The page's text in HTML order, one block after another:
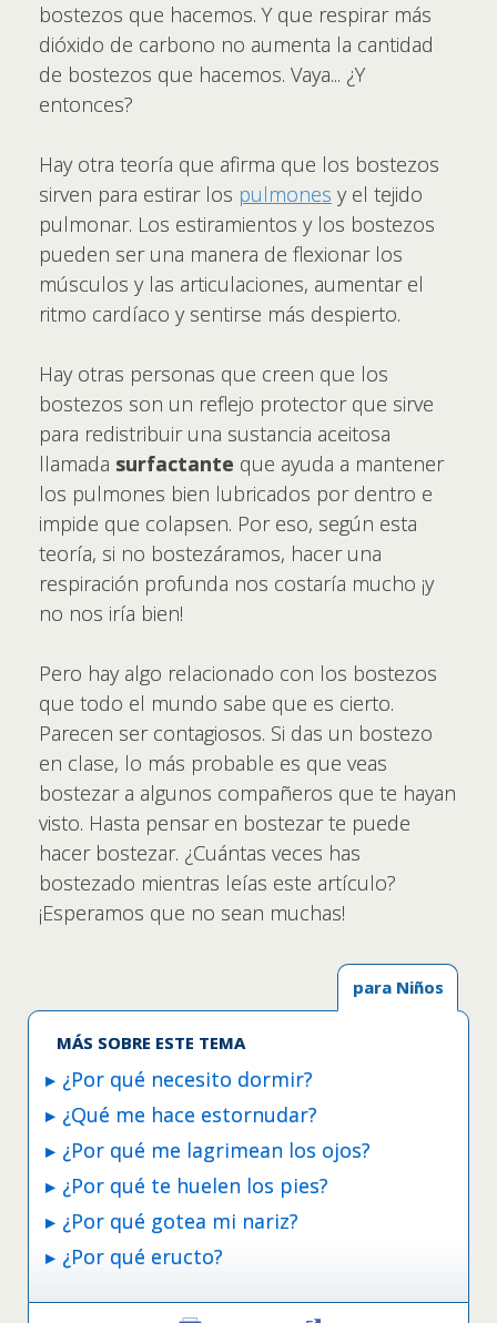
bostezos que hacemos. Y que respirar más
dióxido de carbono no aumenta la cantidad
de bostezos que hacemos. Vaya... ¿Y
entonces?
Hay otra teoría que afirma que los bostezos
sirven para estirar los pulmones y el tejido
pulmonar. Los estiramientos y los bostezos
pueden ser una manera de flexionar los
músculos y las articulaciones, aumentar el
ritmo cardíaco y sentirse más despierto.
Hay otras personas que creen que los
bostezos son un reflejo protector que sirve
para redistribuir una sustancia aceitosa
llamada surfactante que ayuda a mantener
los pulmones bien lubricados por dentro e
impide que colapsen. Por eso, según esta
teoría, si no bostezáramos, hacer una
respiración profunda nos costaría mucho ¡y
no nos iría bien!
Pero hay algo relacionado con los bostezos
que todo el mundo sabe que es cierto.
Parecen ser contagiosos. Si das un bostezo
en clase, lo más probable es que veas
bostezar a algunos compañeros que te hayan
visto. Hasta pensar en bostezar te puede
hacer bostezar. ¿Cuántas veces has
bostezado mientras leías este artículo?
¡Esperamos que no sean muchas!
para Niños
MÁS SOBRE ESTE TEMA
¿Por qué necesito dormir?
¿Qué me hace estornudar?
¿Por qué me lagrimean los ojos?
¿Por qué te huelen los pies?
¿Por qué gotea mi nariz?
¿Por qué eructo?